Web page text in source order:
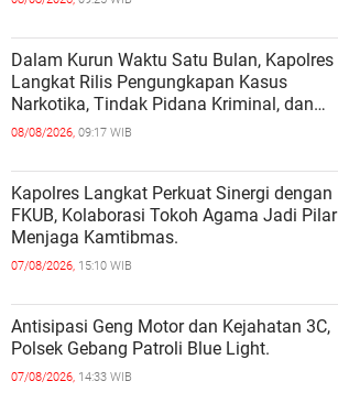
Dalam Kurun Waktu Satu Bulan, Kapolres
Langkat Rilis Pengungkapan Kasus
Narkotika, Tindak Pidana Kriminal, dan
Kekerasan Seksual terhadap Anak.
08/08/2026, 09:17 WIB
Kapolres Langkat Perkuat Sinergi dengan
FKUB, Kolaborasi Tokoh Agama Jadi Pilar
Menjaga Kamtibmas.
07/08/2026, 15:10 WIB
Antisipasi Geng Motor dan Kejahatan 3C,
Polsek Gebang Patroli Blue Light.
07/08/2026, 14:33 WIB